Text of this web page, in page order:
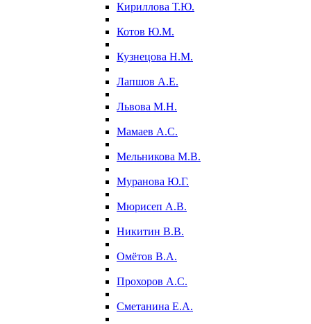
Кириллова Т.Ю.
Котов Ю.М.
Кузнецова Н.М.
Лапшов А.Е.
Львова М.Н.
Мамаев А.С.
Мельникова М.В.
Муранова Ю.Г.
Мюрисеп А.В.
Никитин В.В.
Омётов В.А.
Прохоров А.С.
Сметанина Е.А.